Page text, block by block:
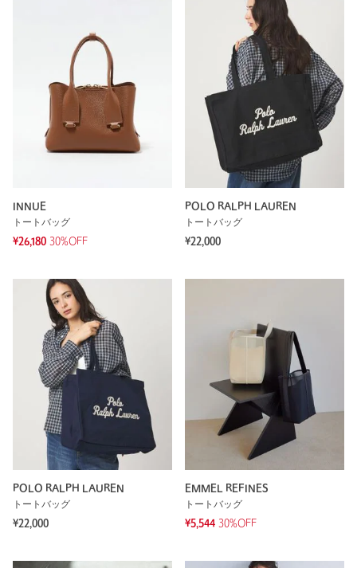
INNUE
トートバッグ
¥26,180 30%OFF
POLO RALPH LAUREN
トートバッグ
¥22,000
POLO RALPH LAUREN
トートバッグ
¥22,000
EMMEL REFINES
トートバッグ
¥5,544 30%OFF